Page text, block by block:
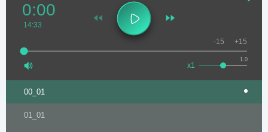
0:00
14:33
1.0
x1
-15 +15
00_01
01_01